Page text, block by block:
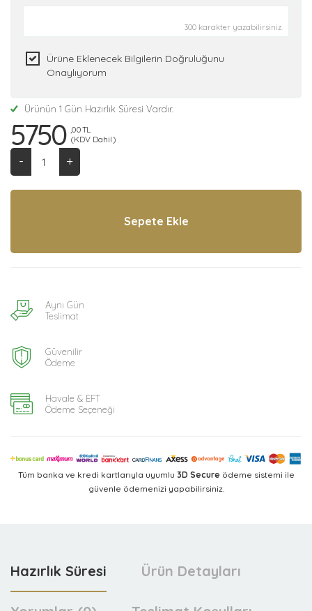
300 karakter yazabilirsiniz.
Ürüne Eklenecek Bilgilerin Doğruluğunu
Onaylıyorum
Ürünün 1 Gün Hazırlık Süresi Vardır.
5750 ,00 TL
(KDV Dahil)
+
-
Aynı Gün
Teslimat
Güvenilir
Ödeme
Havale & EFT
Ödeme Seçeneği
Tüm banka ve kredi kartlarıyla uyumlu 3D Secure ödeme sistemi ile
güvenle ödemenizi yapabilirsiniz.
Hazırlık Süresi Ürün Detayları